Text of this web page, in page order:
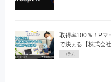
取得率100％！Pマ
で決まる【株式会社
コラム